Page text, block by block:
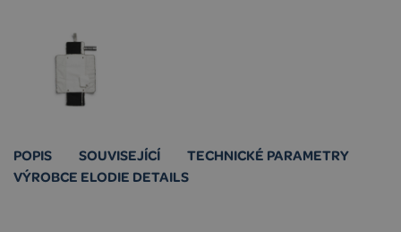
POPIS SOUVISEJÍCÍ
TECHNICKÉ PARAMETRY
VÝROBCE ELODIE DETAILS